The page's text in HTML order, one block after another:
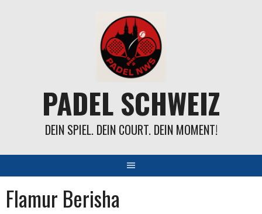
PADEL SCHWEIZ
DEIN SPIEL. DEIN COURT. DEIN MOMENT!
Flamur Berisha